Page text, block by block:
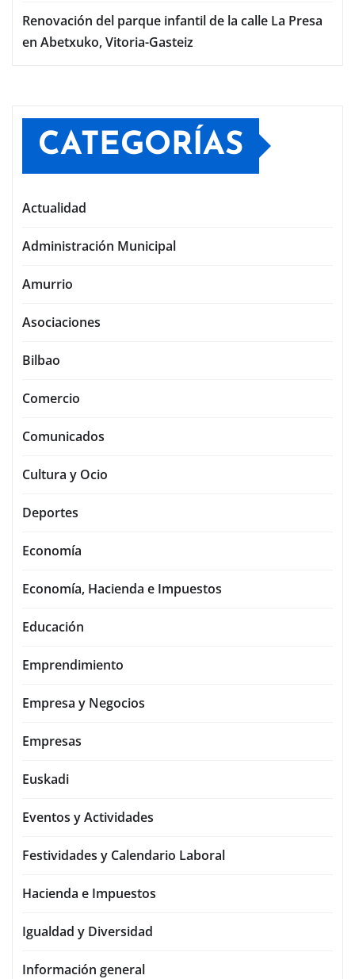
Renovación del parque infantil de la calle La Presa
en Abetxuko, Vitoria-Gasteiz
CATEGORÍAS
Actualidad
Administración Municipal
Amurrio
Asociaciones
Bilbao
Comercio
Comunicados
Cultura y Ocio
Deportes
Economía
Economía, Hacienda e Impuestos
Educación
Emprendimiento
Empresa y Negocios
Empresas
Euskadi
Eventos y Actividades
Festividades y Calendario Laboral
Hacienda e Impuestos
Igualdad y Diversidad
Información general